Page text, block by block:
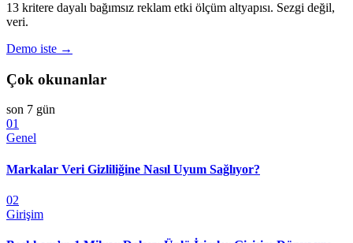
13 kritere dayalı bağımsız reklam etki ölçüm altyapısı. Sezgi değil,
veri.
Demo iste →
Çok okunanlar
son 7 gün
01
Genel
Markalar Veri Gizliliğine Nasıl Uyum Sağlıyor?
02
Girişim